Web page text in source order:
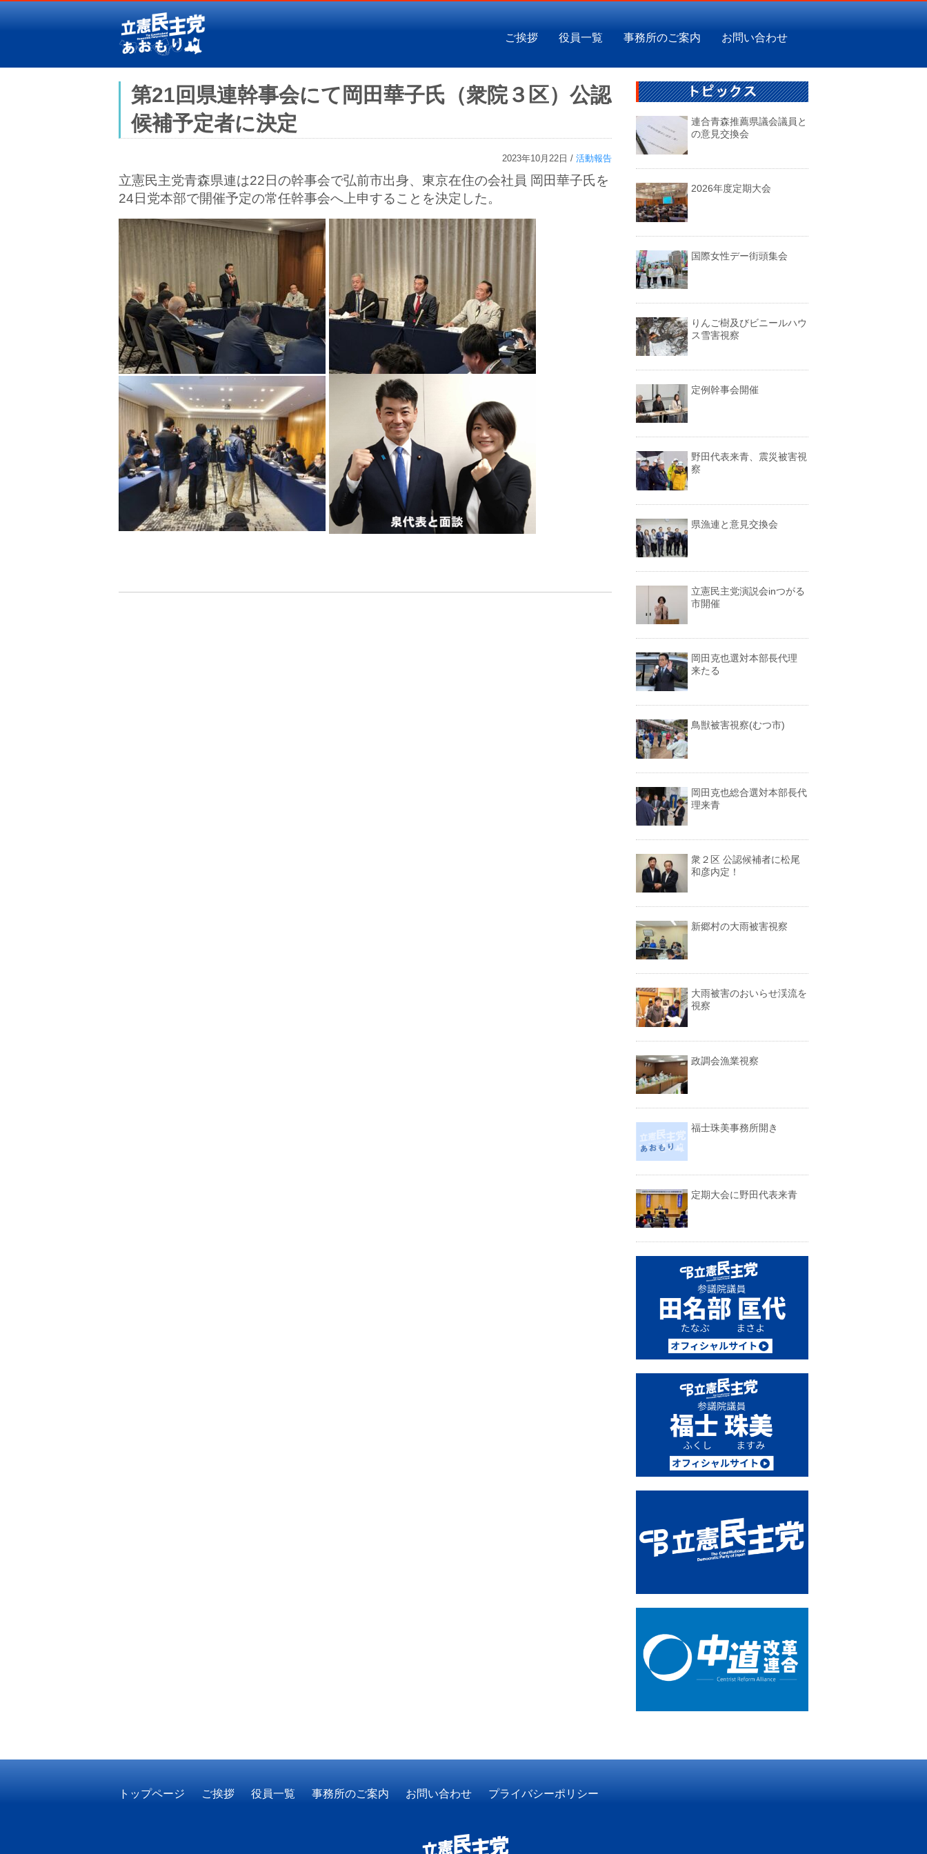
ご挨拶 役員一覧 事務所のご案内 お問い合わせ
第21回県連幹事会にて岡田華子氏（衆院３区）公認
候補予定者に決定
2023年10月22日 / 活動報告
立憲民主党青森県連は22日の幹事会で弘前市出身、東京在住の会社員 岡田華子氏を
24日党本部で開催予定の常任幹事会へ上申することを決定した。
連合青森推薦県議会議員と
の意見交換会
2026年度定期大会
国際女性デー街頭集会
りんご樹及びビニールハウ
ス雪害視察
定例幹事会開催
野田代表来青、震災被害視
察
県漁連と意見交換会
立憲民主党演説会inつがる
市開催
岡田克也選対本部長代理
来たる
鳥獣被害視察(むつ市)
岡田克也総合選対本部長代
理来青
衆２区 公認候補者に松尾
和彦内定！
新郷村の大雨被害視察
大雨被害のおいらせ渓流を
視察
政調会漁業視察
福士珠美事務所開き
定期大会に野田代表来青
トップページ ご挨拶 役員一覧 事務所のご案内 お問い合わせ プライバシーポリシー